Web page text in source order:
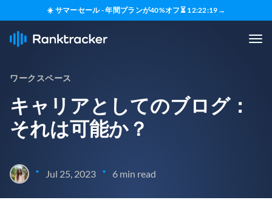
☀️ サマーセール - 年間プランが40%オフ⏳ 12:22:18 →
ワークスペース
キャリアとしてのブログ：
それは可能か？
• Jul 25, 2023 • 6 min read